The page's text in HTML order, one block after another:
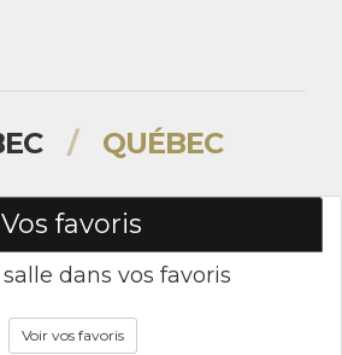
/ QUÉBEC
Vos favoris
dans vos favoris
Voir vos favoris